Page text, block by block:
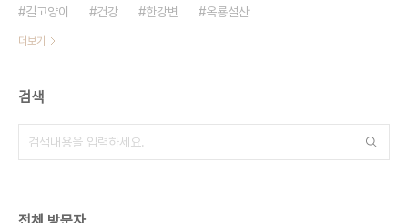
길고양이
건강 한강변 옥룡설산
더보기
검색